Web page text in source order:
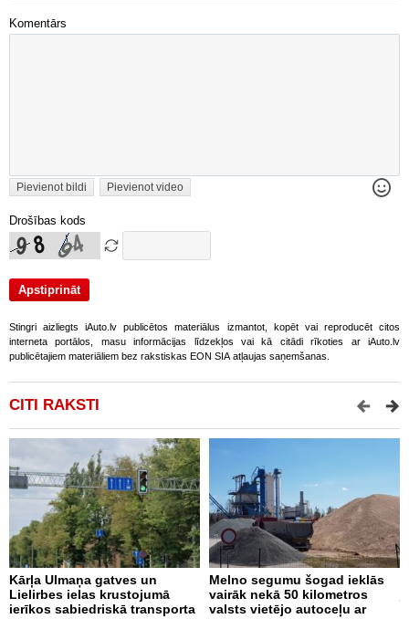
Komentārs
Pievienot bildi Pievienot video
Drošības kods
Stingri aizliegts iAuto.lv publicētos materiālus izmantot, kopēt vai reproducēt citos
interneta portālos, masu informācijas līdzekļos vai kā citādi rīkoties ar iAuto.lv
publicētajiem materiāliem bez rakstiskas EON SIA atļaujas saņemšanas.
CITI RAKSTI
Kārļa Ulmaņa gatves un
Lielirbes ielas krustojumā
ierīkos sabiedriskā transporta
Melno segumu šogad ieklās
vairāk nekā 50 kilometros
valsts vietējo autoceļu ar